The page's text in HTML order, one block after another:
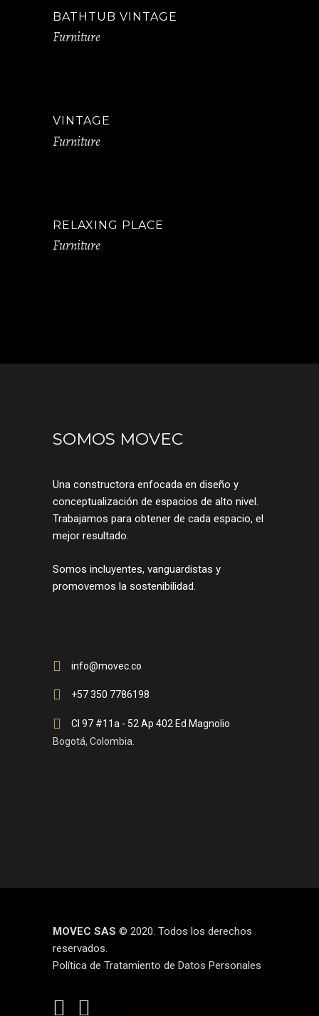
BATHTUB VINTAGE
Furniture
VINTAGE
Furniture
RELAXING PLACE
Furniture
SOMOS MOVEC
Una constructora enfocada en diseño y
conceptualización de espacios de alto nivel.
Trabajamos para obtener de cada espacio, el
mejor resultado.
Somos incluyentes, vanguardistas y
promovemos la sostenibilidad.
info@movec.co
+57 350 7786198
Cl 97 #11a - 52 Ap 402 Ed Magnolio
Bogotá, Colombia.
MOVEC SAS © 2020. Todos los derechos
reservados.
Política de Tratamiento de Datos Personales